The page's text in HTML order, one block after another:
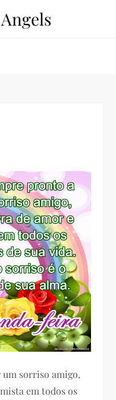
sorriso amigo,
em todos os